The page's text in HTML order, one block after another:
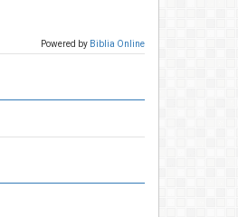
Powered by Biblia Online